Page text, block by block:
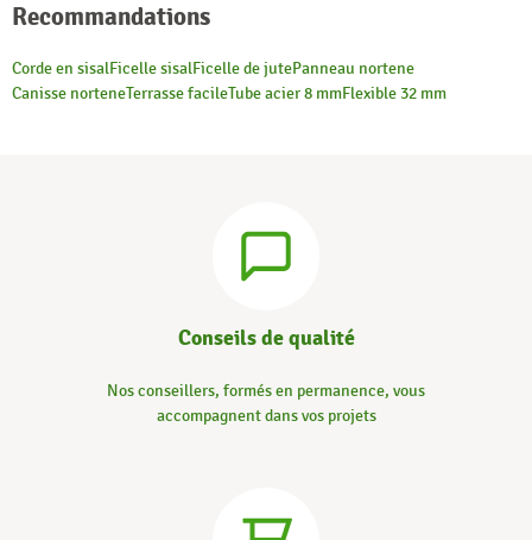
Recommandations
Corde en sisalFicelle sisalFicelle de jutePanneau nortene
Canisse norteneTerrasse facileTube acier 8 mmFlexible 32 mm
Conseils de qualité
Nos conseillers, formés en permanence, vous
accompagnent dans vos projets